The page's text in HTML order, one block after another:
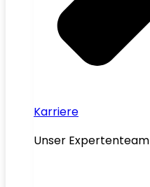
Karriere
Unser Expertenteam